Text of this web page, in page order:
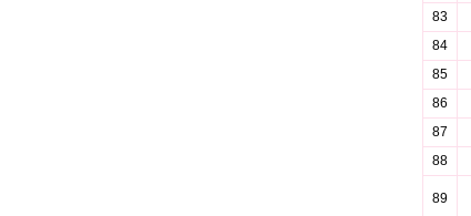
83
84
85
86
87
88
89